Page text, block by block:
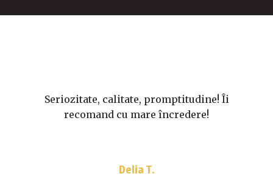
Seriozitate, calitate, promptitudine! Îi
recomand cu mare încredere!
Delia T.